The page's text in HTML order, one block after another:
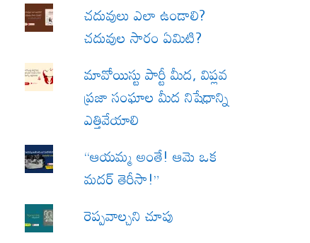
చదువులు ఎలా ఉండాలి?
చదువుల సారం ఏమిటి?
మావోయిస్టు పార్టీ మీద, విప్లవ
ప్రజా సంఘాల మీద నిషేధాన్ని
ఎత్తివేయాలి
“ఆయమ్మ అంతే! ఆమె ఒక
మదర్ తెరీసా!”
రెప్పవాల్చని చూపు